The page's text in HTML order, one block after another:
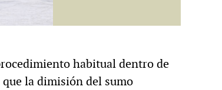
habitual dentro de
la dimisión del sumo